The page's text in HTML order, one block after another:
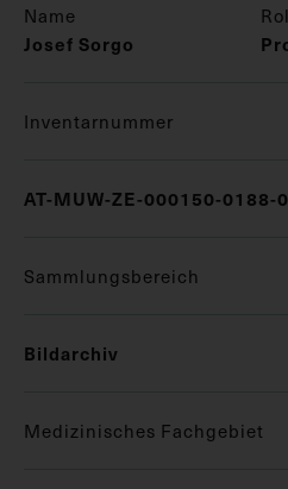
Name
Josef Sorgo
Inventarnummer
AT-MUW-ZE-000150-0188-
Sammlungsbereich
Bildarchiv
Medizinisches Fachgebiet